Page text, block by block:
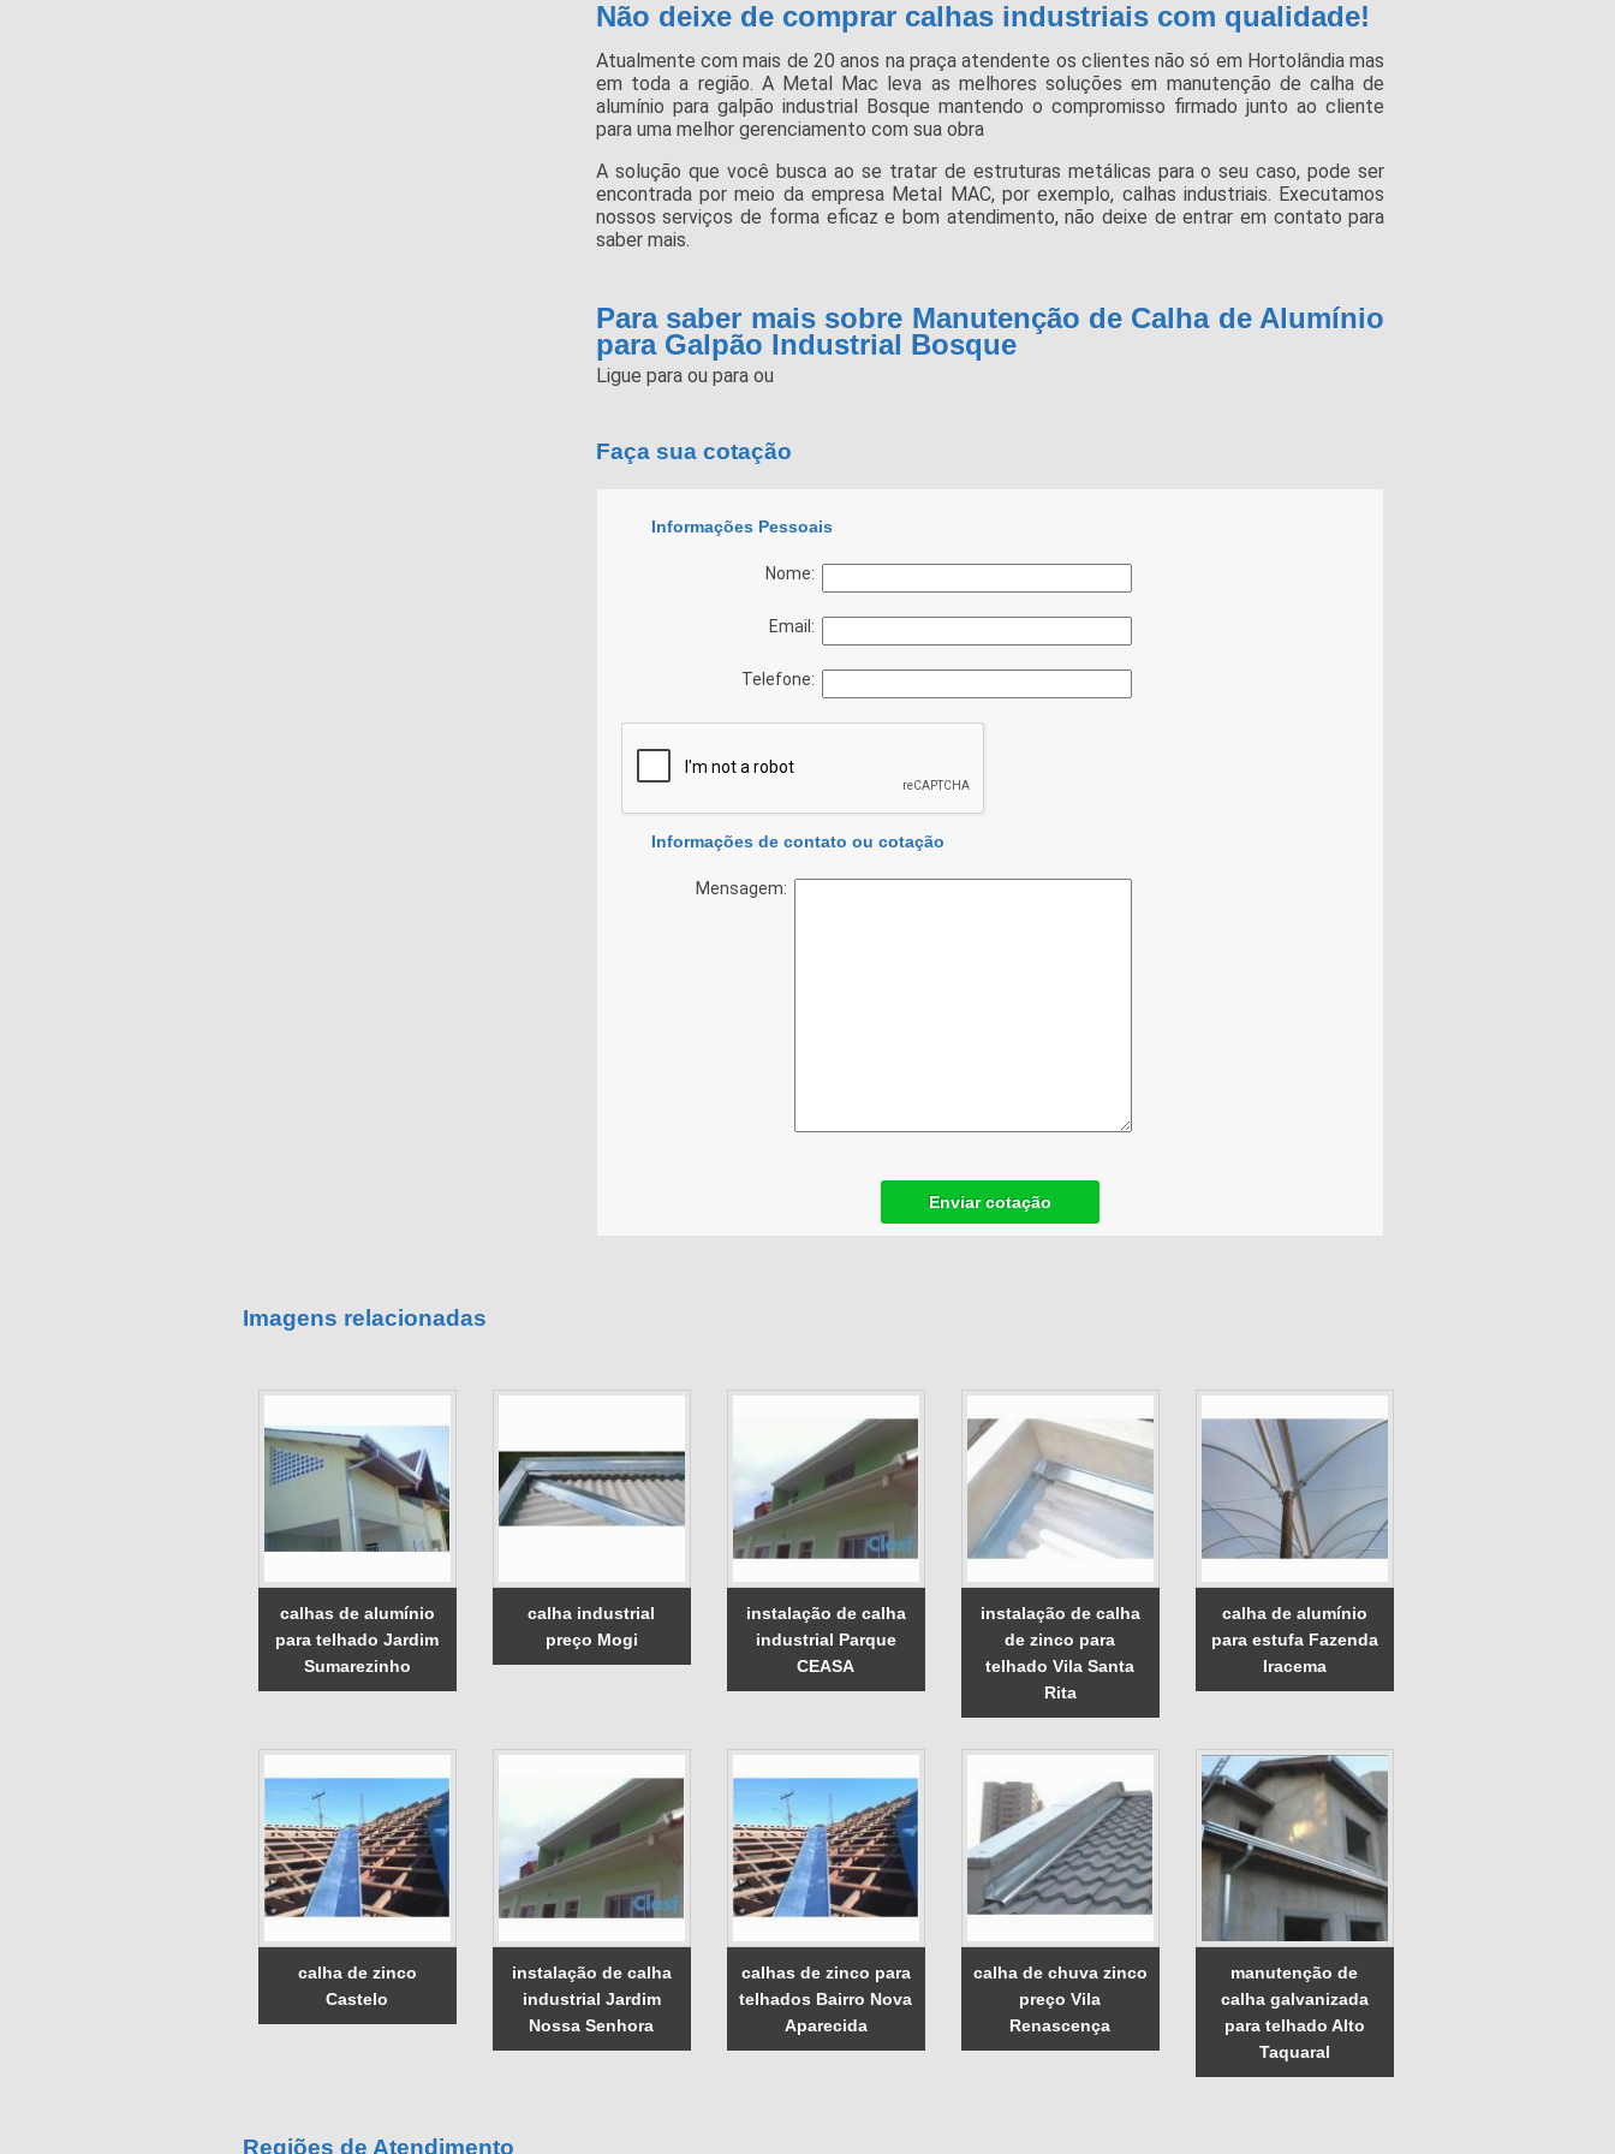
Não deixe de comprar calhas industriais com qualidade!
Atualmente com mais de 20 anos na praça atendente os clientes não só em Hortolândia mas
em toda a região. A Metal Mac leva as melhores soluções em manutenção de calha de
alumínio para galpão industrial Bosque mantendo o compromisso firmado junto ao cliente
para uma melhor gerenciamento com sua obra
A solução que você busca ao se tratar de estruturas metálicas para o seu caso, pode ser
encontrada por meio da empresa Metal MAC, por exemplo, calhas industriais. Executamos
nossos serviços de forma eficaz e bom atendimento, não deixe de entrar em contato para
saber mais.
Para saber mais sobre Manutenção de Calha de Alumínio
para Galpão Industrial Bosque
Ligue para ou para ou
Faça sua cotação
Informações Pessoais
Nome:
Email:
Telefone:
Informações de contato ou cotação
Mensagem:
Enviar cotação
Imagens relacionadas
calhas de alumínio
para telhado Jardim
Sumarezinho
calha industrial
preço Mogi
instalação de calha
industrial Parque
CEASA
instalação de calha
de zinco para
telhado Vila Santa
Rita
calha de alumínio
para estufa Fazenda
Iracema
calha de zinco
Castelo
instalação de calha
industrial Jardim
Nossa Senhora
calhas de zinco para
telhados Bairro Nova
Aparecida
calha de chuva zinco
preço Vila
Renascença
manutenção de
calha galvanizada
para telhado Alto
Taquaral
Regiões de Atendimento